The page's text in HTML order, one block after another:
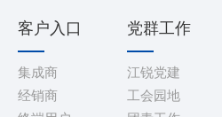
客户入口
集成商
经销商
党群工作
江锐党建
工会园地